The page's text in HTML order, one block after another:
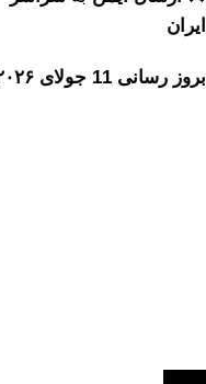
ایران
بروز رسانی 11 جولای ۲۰۲۶